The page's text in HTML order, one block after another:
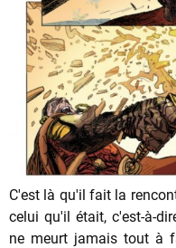
C'est là qu'il fait la
celui qu'il était, c'est-à-
ne meurt jamais tout à